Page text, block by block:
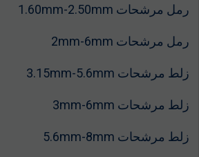
رمل مرشحات 1.60mm-2.50mm
رمل مرشحات 2mm-6mm
زلط مرشحات 3.15mm-5.6mm
زلط مرشحات 3mm-6mm
زلط مرشحات 5.6mm-8mm